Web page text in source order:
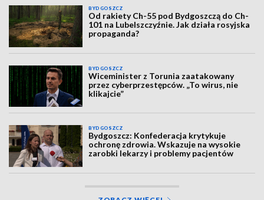
BYDGOSZCZ
Od rakiety Ch-55 pod Bydgoszczą do Ch-
101 na Lubelszczyźnie. Jak działa rosyjska
propaganda?
BYDGOSZCZ
Wiceminister z Torunia zaatakowany
przez cyberprzestępców. „To wirus, nie
klikajcie”
BYDGOSZCZ
Bydgoszcz: Konfederacja krytykuje
ochronę zdrowia. Wskazuje na wysokie
zarobki lekarzy i problemy pacjentów